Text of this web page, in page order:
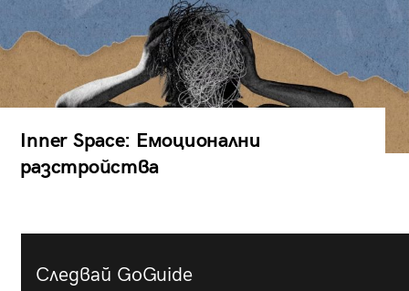
Inner Space: Емоционални
разстройства
Следвай GoGuide